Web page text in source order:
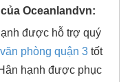
Oceanlandvn:
được hỗ trợ quý
văn phòng quận 3 tốt
hạnh được phục